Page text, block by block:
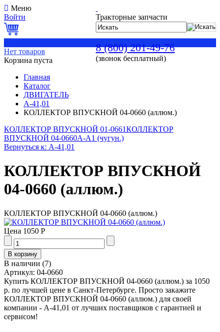
Тракторные запчасти
8 (800) 201-49-76
(звонок бесплатный)
Меню
Войти
Нет товаров
Корзина пуста
Главная
Каталог
ДВИГАТЕЛЬ
А-41,01
КОЛЛЕКТОР ВПУСКНОЙ 04-0660 (аллюм.)
КОЛЛЕКТОР ВПУСКНОЙ 01-0661КОЛЛЕКТОР
ВПУСКНОЙ 04-0660А-А1 (чугун.)
Вернуться к: А-41,01
КОЛЛЕКТОР ВПУСКНОЙ
04-0660 (аллюм.)
КОЛЛЕКТОР ВПУСКНОЙ 04-0660 (аллюм.)
Цена 1050 Р
В наличии (7)
Артикул: 04-0660
Купить КОЛЛЕКТОР ВПУСКНОЙ 04-0660 (аллюм.) за 1050
р. по лучшей цене в Санкт-Петербурге. Просто закажите
КОЛЛЕКТОР ВПУСКНОЙ 04-0660 (аллюм.) для своей
компании - А-41,01 от лучших поставщиков с гарантией и
сервисом!